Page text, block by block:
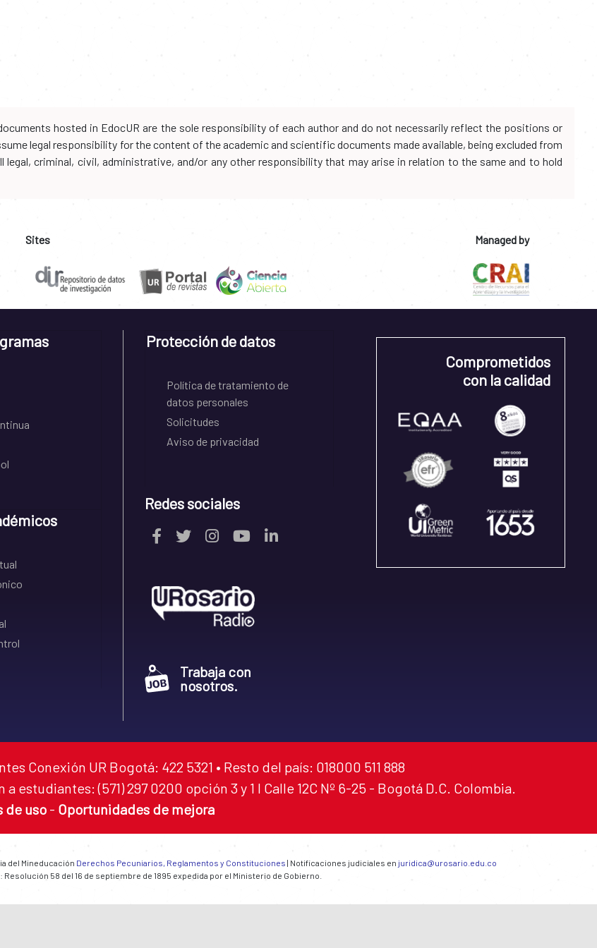
hosted in EdocUR are the sole responsibility of each author and do not necessarily reflect the positions or
legal responsibility for the content of the academic and scientific documents made available, being excluded from
criminal, civil, administrative, and/or any other responsibility that may arise in relation to the same and to hold
Sites Managed by
Protección de datos
Política de tratamiento de
datos personales
Solicitudes
Aviso de privacidad
Redes sociales
Trabaja con
nosotros.
Comprometidos
con la calidad
Conexión UR Bogotá: 422 5321 • Resto del país: 018000 511 888
estudiantes: (571) 297 0200 opción 3 y 1 I Calle 12C Nº 6-25 - Bogotá D.C. Colombia.
de uso - Oportunidades de mejora
del Mineducación Derechos Pecuniarios, Reglamentos y Constituciones | Notificaciones judiciales en juridica@urosario.edu.co
58 del 16 de septiembre de 1895 expedida por el Ministerio de Gobierno.